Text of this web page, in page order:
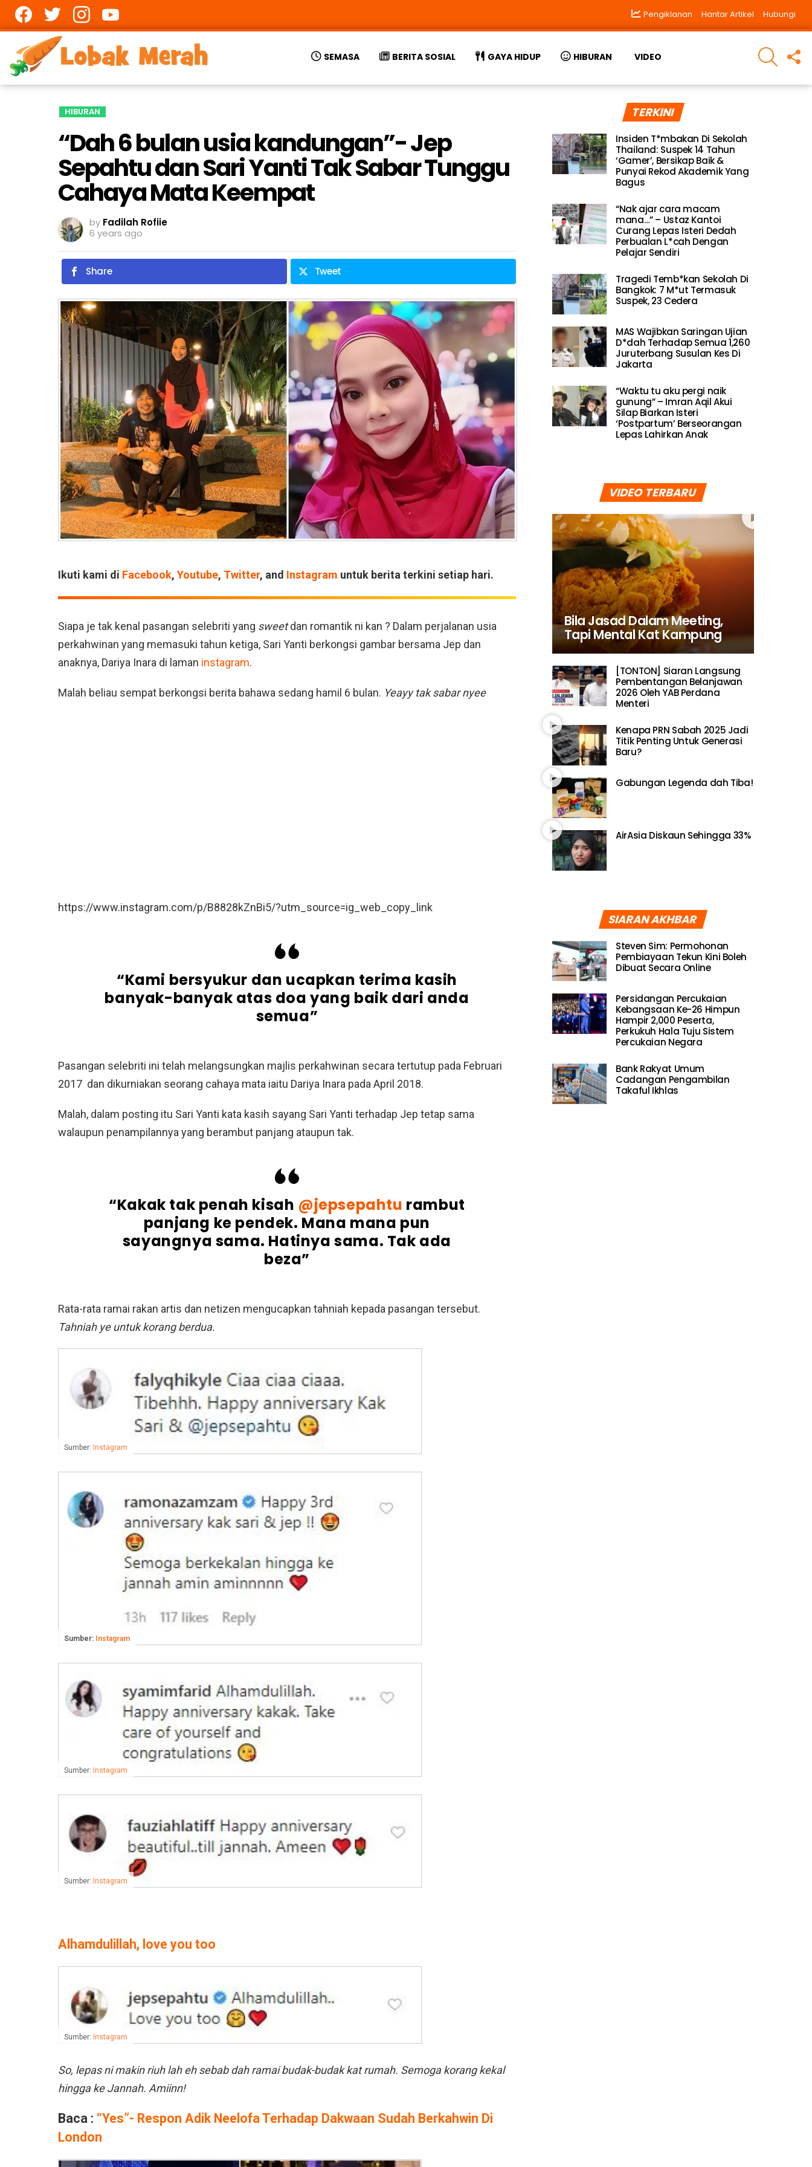
Pengiklanan Hantar Artikel Hubungi
SEMASA BERITA SOSIAL GAYA HIDUP HIBURAN VIDEO
SEARCH
HIBURAN
“Dah 6 bulan usia kandungan”- Jep
Sepahtu dan Sari Yanti Tak Sabar Tunggu
Cahaya Mata Keempat
by Fadilah Rofiie
6 years ago
Share Tweet
Ikuti kami di Facebook, Youtube, Twitter, and Instagram untuk berita terkini setiap hari.
Siapa je tak kenal pasangan selebriti yang sweetdan romantik ni kan ? Dalam perjalanan usia
perkahwinan yang memasuki tahun ketiga, Sari Yanti berkongsi gambar bersama Jep dan
anaknya, Dariya Inara di laman instagram.
Malah beliau sempat berkongsi berita bahawa sedang hamil 6 bulan. Yeayy tak sabar nyee
https://www.instagram.com/p/B8828kZnBi5/?utm_source=ig_web_copy_link
“Kami bersyukur dan ucapkan terima kasih
banyak-banyak atas doa yang baik dari anda
semua”
Pasangan selebriti ini telah melangsungkan majlis perkahwinan secara tertutup pada Februari
2017 dan dikurniakan seorang cahaya mata iaitu Dariya Inara pada April 2018.
Malah, dalam posting itu Sari Yanti kata kasih sayang Sari Yanti terhadap Jep tetap sama
walaupun penampilannya yang berambut panjang ataupun tak.
“Kakak tak penah kisah @jepsepahtu rambut
panjang ke pendek. Mana mana pun
sayangnya sama. Hatinya sama. Tak ada
beza”
Rata-rata ramai rakan artis dan netizen mengucapkan tahniah kepada pasangan tersebut.
Tahniah ye untuk korang berdua.
Sumber: Instagram
Sumber: Instagram
Sumber: Instagram
Sumber: Instagram
Alhamdulillah, love you too
Sumber: Instagram
So, lepas ni makin riuh lah eh sebab dah ramai budak-budak kat rumah. Semoga korang kekal
hingga ke Jannah. Amiinn!
Baca : “Yes”- Respon Adik Neelofa Terhadap Dakwaan Sudah Berkahwin Di
London
TERKINI
Insiden T*mbakan Di Sekolah
Thailand: Suspek 14 Tahun
‘Gamer’, Bersikap Baik &
Punyai Rekod Akademik Yang
Bagus
“Nak ajar cara macam
mana…” – Ustaz Kantoi
Curang Lepas Isteri Dedah
Perbualan L*cah Dengan
Pelajar Sendiri
Tragedi Temb*kan Sekolah Di
Bangkok: 7 M*ut Termasuk
Suspek, 23 Cedera
MAS Wajibkan Saringan Ujian
D*dah Terhadap Semua 1,260
Juruterbang Susulan Kes Di
Jakarta
“Waktu tu aku pergi naik
gunung” – Imran Aqil Akui
Silap Biarkan Isteri
‘Postpartum’ Berseorangan
Lepas Lahirkan Anak
VIDEO TERBARU
Bila Jasad Dalam Meeting,
Tapi Mental Kat Kampung
[TONTON] Siaran Langsung
Pembentangan Belanjawan
2026 Oleh YAB Perdana
Menteri
Kenapa PRN Sabah 2025 Jadi
Titik Penting Untuk Generasi
Baru?
Gabungan Legenda dah Tiba!
AirAsia Diskaun Sehingga 33%
SIARAN AKHBAR
Steven Sim: Permohonan
Pembiayaan Tekun Kini Boleh
Dibuat Secara Online
Persidangan Percukaian
Kebangsaan Ke-26 Himpun
Hampir 2,000 Peserta,
Perkukuh Hala Tuju Sistem
Percukaian Negara
Bank Rakyat Umum
Cadangan Pengambilan
Takaful Ikhlas